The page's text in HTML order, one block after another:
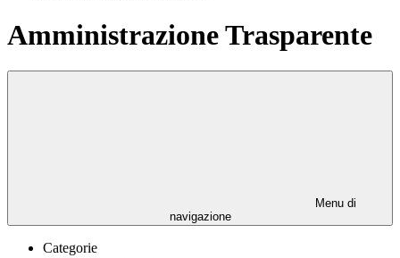
Amministrazione Trasparente
Menu di
navigazione
Categorie